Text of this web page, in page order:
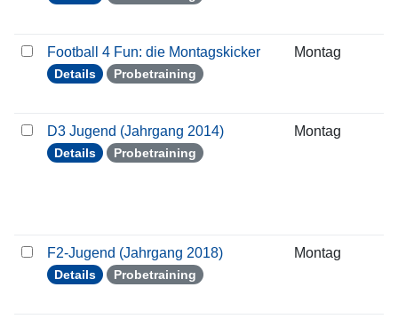
Football 4 Fun: die Montagskicker
Details Probetraining
Montag
D3 Jugend (Jahrgang 2014)
Details Probetraining
Montag
F2-Jugend (Jahrgang 2018)
Details Probetraining
Montag